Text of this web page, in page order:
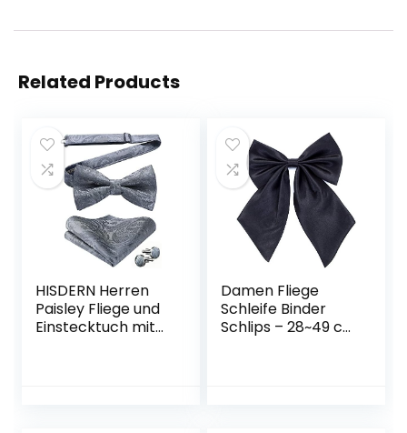
Related Products
HISDERN Herren
Paisley Fliege und
Einstecktuch mit
Damen Fliege
Schleife Binder
Schlips – 28~49 cm